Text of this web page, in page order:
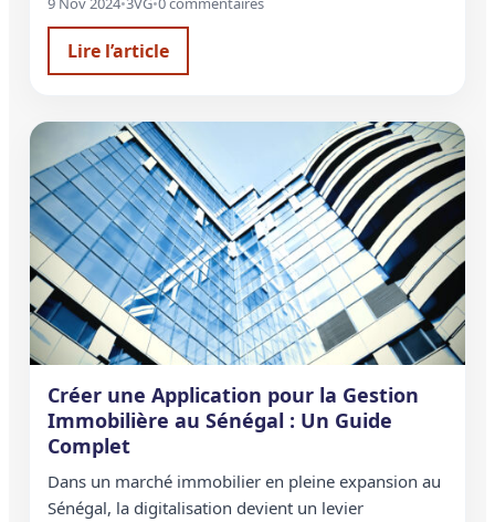
Lire l’article
Créer une Application pour la Gestion
Immobilière au Sénégal : Un Guide
Complet
Dans un marché immobilier en pleine expansion au
Sénégal, la digitalisation devient un levier